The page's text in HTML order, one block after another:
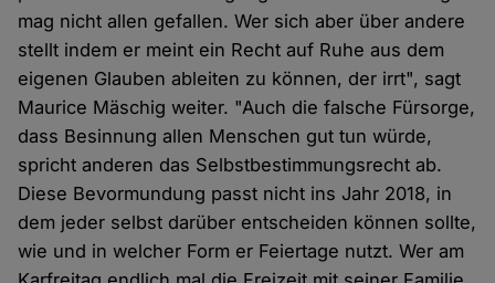
mag nicht allen gefallen. Wer sich aber über andere
stellt indem er meint ein Recht auf Ruhe aus dem
eigenen Glauben ableiten zu können, der irrt", sagt
Maurice Mäschig weiter. "Auch die falsche Fürsorge,
dass Besinnung allen Menschen gut tun würde,
spricht anderen das Selbstbestimmungsrecht ab.
Diese Bevormundung passt nicht ins Jahr 2018, in
dem jeder selbst darüber entscheiden können sollte,
wie und in welcher Form er Feiertage nutzt. Wer am